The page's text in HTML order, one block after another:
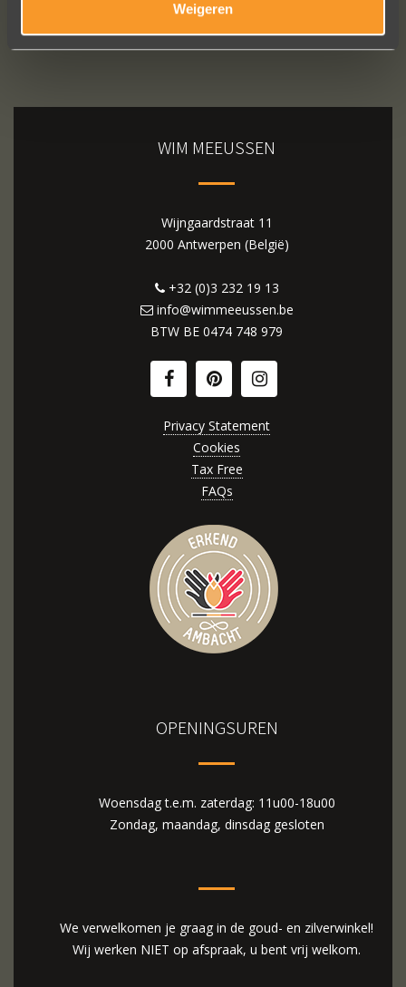
Weigeren
WIM MEEUSSEN
Wijngaardstraat 11
2000 Antwerpen (België)
+32 (0)3 232 19 13
info@wimmeeussen.be
BTW BE 0474 748 979
Privacy Statement
Cookies
Tax Free
FAQs
OPENINGSUREN
Woensdag t.e.m. zaterdag: 11u00-18u00
Zondag, maandag, dinsdag gesloten
We verwelkomen je graag in de goud- en zilverwinkel!
Wij werken NIET op afspraak, u bent vrij welkom.